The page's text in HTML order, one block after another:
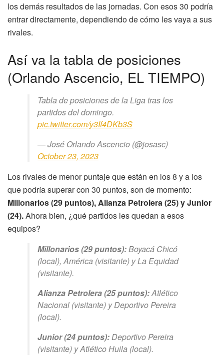
los demás resultados de las jornadas. Con esos 30 podría
entrar directamente, dependiendo de cómo les vaya a sus
rivales.
Así va la tabla de posiciones
(Orlando Ascencio, EL TIEMPO)
Tabla de posiciones de la Liga tras los
partidos del domingo.
pic.twitter.com/y3If4DKb3S
— José Orlando Ascencio (@josasc)
October 23, 2023
Los rivales de menor puntaje que están en los 8 y a los
que podría superar con 30 puntos, son de momento:
Millonarios (29 puntos), Alianza Petrolera (25) y Junior
(24).Ahora bien, ¿qué partidos les quedan a esos
equipos?
Millonarios (29 puntos):Boyacá Chicó
(local), América (visitante) y La Equidad
(visitante).
Alianza Petrolera (25 puntos):Atlético
Nacional (visitante) y Deportivo Pereira
(local).
Junior (24 puntos):Deportivo Pereira
(visitante) y Atlético Huila (local).